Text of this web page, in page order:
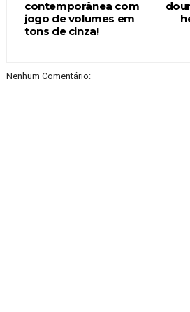
contemporânea com
jogo de volumes em
tons de cinza!
Nenhum Comentário: